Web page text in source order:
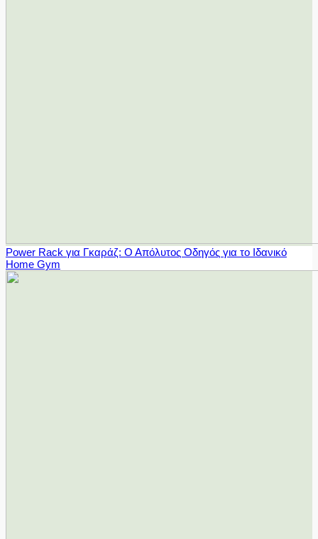
Power Rack για Γκαράζ: Ο Απόλυτος Οδηγός για το Ιδανικό
Home Gym